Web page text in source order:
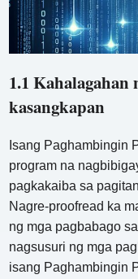
1.1 Kahalagahan
kasangkapan
Isang Paghambingin
program na
pagkakaiba sa
Nagre-proofread ka
ng mga pagbabago
nagsusuri ng mga
isang Paghambingin